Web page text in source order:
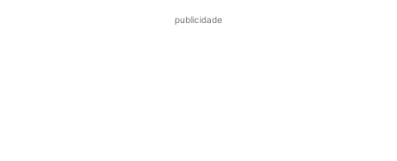
publicidade